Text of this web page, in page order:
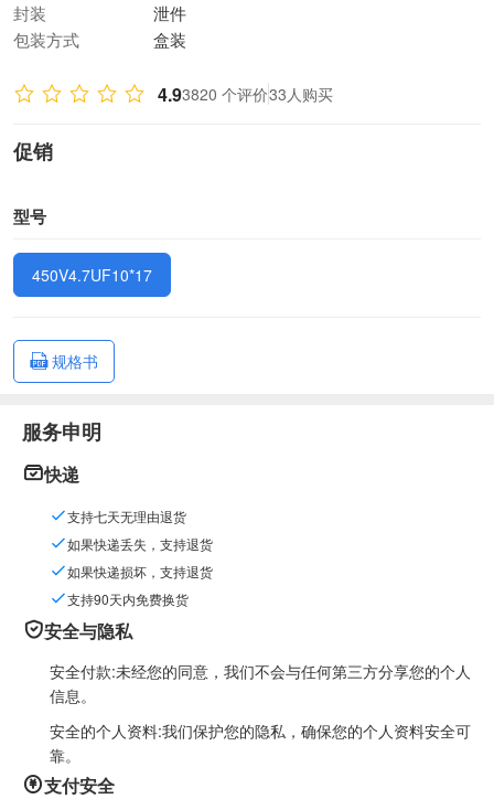
封装
泄件
包装方式
盒装
4.93820 个评价33人购买
促销
型号
450V4.7UF10*17
规格书
服务申明
快递
支持七天无理由退货
如果快递丢失，支持退货
如果快递损坏，支持退货
支持90天内免费换货
安全与隐私
安全付款:未经您的同意，我们不会与任何第三方分享您的个人
信息。
安全的个人资料:我们保护您的隐私，确保您的个人资料安全可
靠。
支付安全